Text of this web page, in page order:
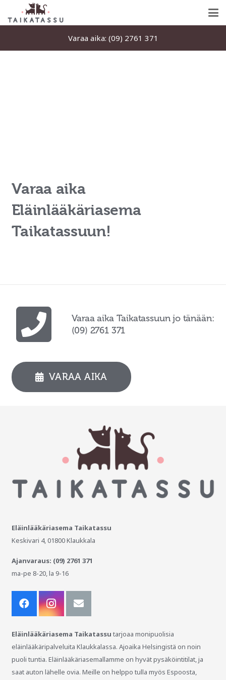
Varaa aika: (09) 2761 371
Varaa aika
Eläinlääkäriasema
Taikatassuun!
Varaa aika Taikatassuun jo tänään:
(09) 2761 371
VARAA AIKA
Eläinlääkäriasema Taikatassu
Keskivari 4, 01800 Klaukkala
Ajanvaraus: (09) 2761 371
ma-pe 8-20, la 9-16
Eläinlääkäriasema Taikatassu tarjoaa monipuolisia
eläinlääkäripalveluita Klaukkalassa. Ajoaika Helsingistä on noin
puoli tuntia. Eläinlääkäriasemallamme on hyvät pysäköintitilat, ja
saat auton lähelle ovia. Meille on helppo tulla myös Espoosta,